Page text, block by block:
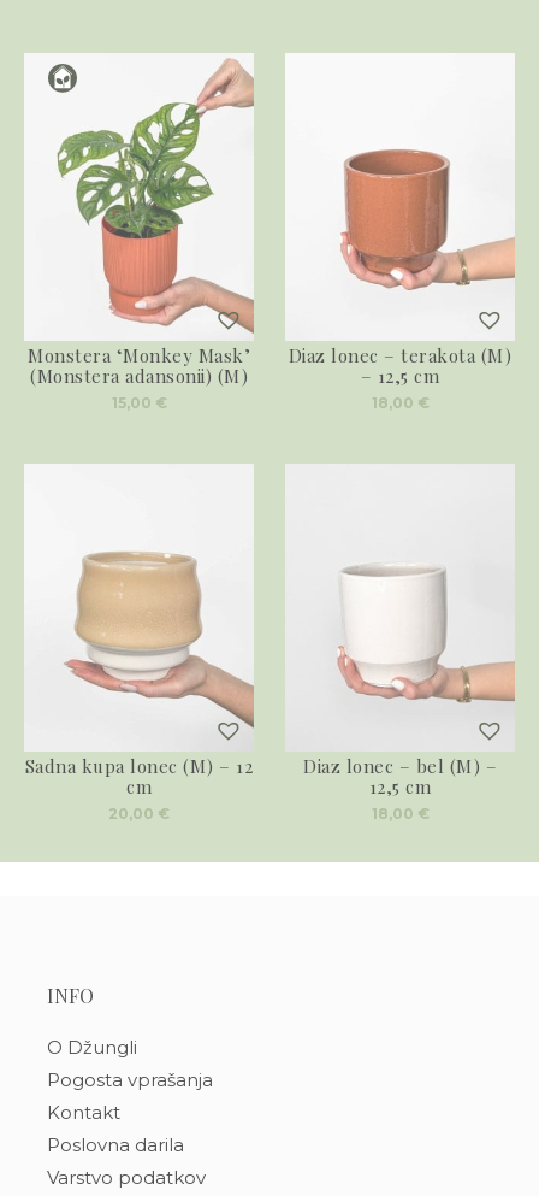
Monstera ‘Monkey Mask’
(Monstera adansonii) (M)
15,00 €
Diaz lonec – terakota (M)
– 12,5 cm
18,00 €
Sadna kupa lonec (M) – 12
cm
20,00 €
Diaz lonec – bel (M) –
12,5 cm
18,00 €
INFO
O Džungli
Pogosta vprašanja
Kontakt
Poslovna darila
Varstvo podatkov